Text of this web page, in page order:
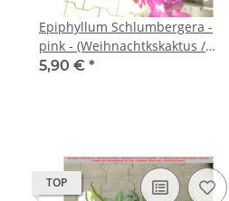
Epiphyllum Schlumbergera -
pink - (Weihnachtkskaktus /
Osterkaktus) - P9
5,90 € *
TOP